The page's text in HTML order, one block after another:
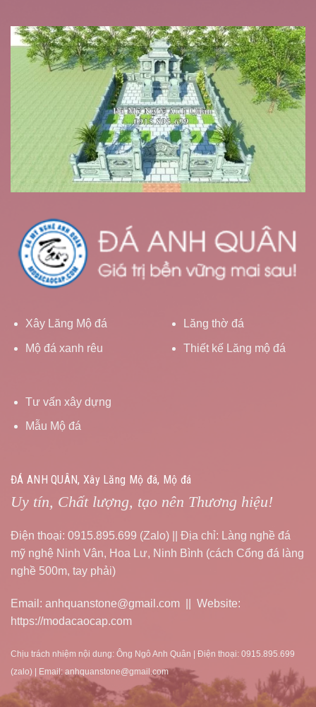
Xây Lăng Mộ đá
Mộ đá xanh rêu
Lăng thờ đá
Thiết kế Lăng mộ đá
Tư vấn xây dựng
Mẫu Mộ đá
ĐÁ ANH QUÂN, Xây Lăng Mộ đá, Mộ đá
Uy tín, Chất lượng, tạo nên Thương hiệu!
Điện thoại: 0915.895.699 (Zalo) || Địa chỉ: Làng nghề đá
mỹ nghệ Ninh Vân, Hoa Lư, Ninh Bình (cách Cổng đá làng
nghề 500m, tay phải)
Email: anhquanstone@gmail.com || Website:
https://modacaocap.com
Chịu trách nhiệm nội dung: Ông Ngô Anh Quân | Điện thoại: 0915.895.699
(zalo) | Email: anhquanstone@gmail.com